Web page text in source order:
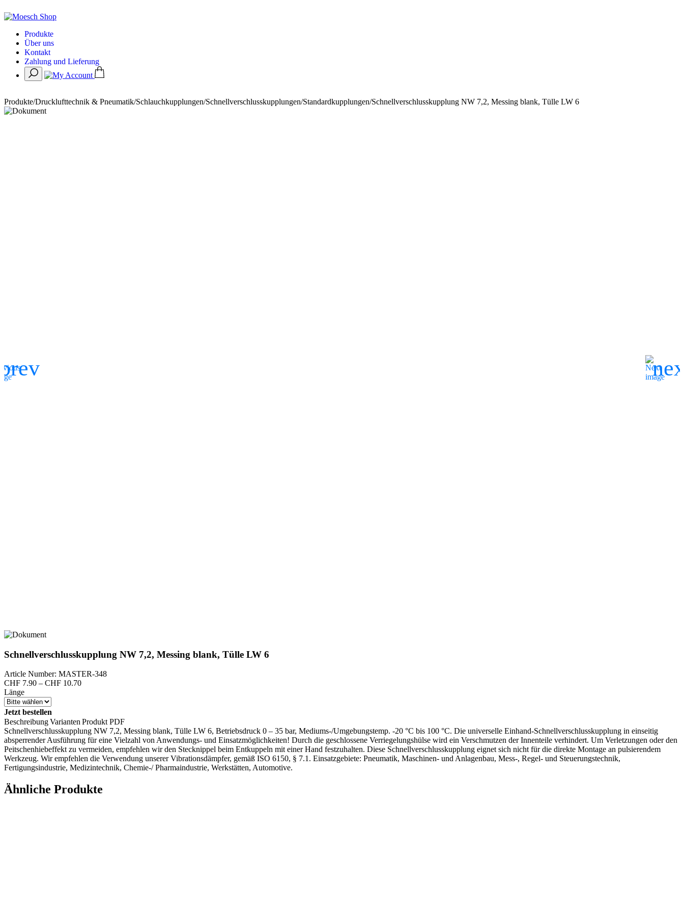
Produkte
Über uns
Kontakt
Zahlung und Lieferung
Produkte/Drucklufttechnik & Pneumatik/Schlauchkupplungen/Schnellverschlusskupplungen/Standardkupplungen/Schnellverschlusskupplung NW 7,2, Messing blank, Tülle LW 6
Schnellverschlusskupplung NW 7,2, Messing blank, Tülle LW 6
Article Number: MASTER-348
CHF 7.90 – CHF 10.70Preisspanne:
Länge
Jetzt bestellen
BeschreibungVarianten Produkt PDF
Schnellverschlusskupplung NW 7,2, Messing blank, Tülle LW 6, Betriebsdruck 0 – 35 bar, Mediums-/Umgebungstemp. -20 °C bis 100 °C. Die universelle Einhand-Schnellverschlusskupplung in einseitig
absperrender Ausführung für eine Vielzahl von Anwendungs- und Einsatzmöglichkeiten! Durch die geschlossene Verriegelungshülse wird ein Verschmutzen der Innenteile verhindert. Um Verletzungen oder den
Peitschenhiebeffekt zu vermeiden, empfehlen wir den Stecknippel beim Entkuppeln mit einer Hand festzuhalten. Diese Schnellverschlusskupplung eignet sich nicht für die direkte Montage an pulsierendem
Werkzeug. Wir empfehlen die Verwendung unserer Vibrationsdämpfer, gemäß ISO 6150, § 7.1. Einsatzgebiete: Pneumatik, Maschinen- und Anlagenbau, Mess-, Regel- und Steuerungstechnik,
Fertigungsindustrie, Medizintechnik, Chemie-/ Pharmaindustrie, Werkstätten, Automotive.
Ähnliche Produkte